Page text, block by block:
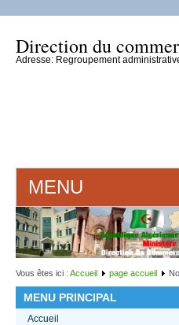
Direction du
Adresse: Regroupement
MENU
ACCUEIL
LIENS WEB
CONTACT
Vous êtes ici : Accueil page accueil
MENU PRINCIPAL
Accueil